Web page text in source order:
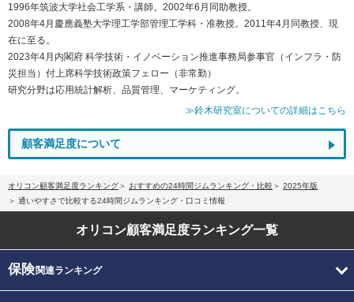
1996年筑波大学社会工学系・講師。2002年6月同助教授。
2008年4月慶應義塾大学理工学部管理工学科・准教授。2011年4月同教授、現
在に至る。
2023年4月内閣府 科学技術・イノベーション推進事務局参事官（インフラ・防
災担当）付上席科学技術政策フェロー（非常勤）
研究分野は応用統計解析、品質管理、マーケティング。
≫鈴木研究室についての詳細はこちら
顧客満足度について
オリコン顧客満足度ランキング おすすめの24時間ジムランキング・比較
2025年版
通いやすさで比較する24時間ジムランキング・口コミ情報
オリコン顧客満足度ランキング一覧
保険関連ランキング